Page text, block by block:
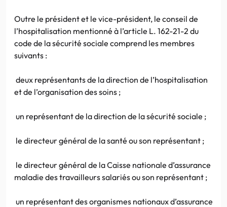
Outre le président et le vice-président, le conseil de
l’hospitalisation mentionné à l’article L. 162-21-2 du
code de la sécurité sociale comprend les membres
suivants :
deux représentants de la direction de l’hospitalisation
et de l’organisation des soins ;
un représentant de la direction de la sécurité sociale ;
le directeur général de la santé ou son représentant ;
le directeur général de la Caisse nationale d’assurance
maladie des travailleurs salariés ou son représentant ;
un représentant des organismes nationaux d’assurance